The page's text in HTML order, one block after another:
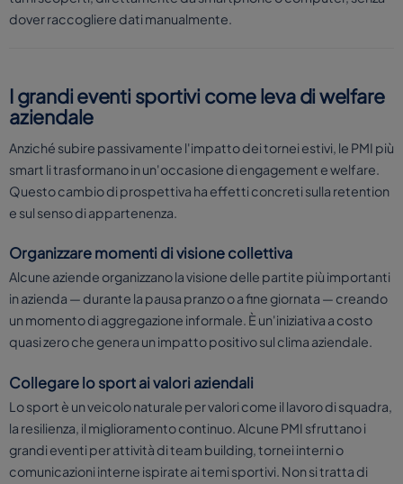
dover raccogliere dati manualmente.
I grandi eventi sportivi come leva di welfare
aziendale
Anziché subire passivamente l'impatto dei tornei estivi, le PMI più
smart li trasformano in un'occasione di engagement e welfare.
Questo cambio di prospettiva ha effetti concreti sulla retention
e sul senso di appartenenza.
Organizzare momenti di visione collettiva
Alcune aziende organizzano la visione delle partite più importanti
in azienda — durante la pausa pranzo o a fine giornata — creando
un momento di aggregazione informale. È un'iniziativa a costo
quasi zero che genera un impatto positivo sul clima aziendale.
Collegare lo sport ai valori aziendali
Lo sport è un veicolo naturale per valori come il lavoro di squadra,
la resilienza, il miglioramento continuo. Alcune PMI sfruttano i
grandi eventi per attività di team building, tornei interni o
comunicazioni interne ispirate ai temi sportivi. Non si tratta di